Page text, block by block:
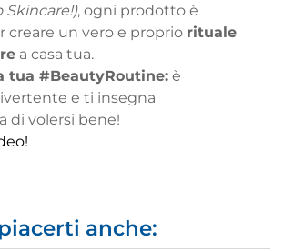
Skincare!), ogni prodotto è
creare un vero e proprio rituale
a casa tua.
tua #BeautyRoutine: è
e ti insegna
di volersi bene!
anche: